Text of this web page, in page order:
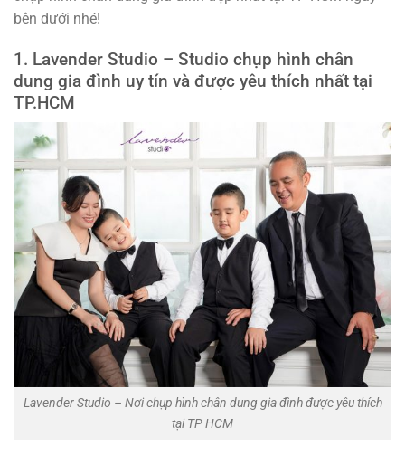
bên dưới nhé!
1. Lavender Studio – Studio chụp hình chân
dung gia đình uy tín và được yêu thích nhất tại
TP.HCM
Lavender Studio – Nơi chụp hình chân dung gia đình được yêu thích
tại TP HCM